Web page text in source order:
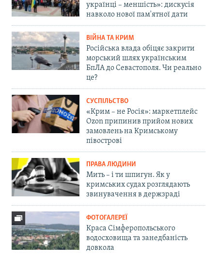
українці – меншість»: дискусія
навколо нової пам'ятної дати
ВІЙНА ТА КРИМ
Російська влада обіцяє закрити
морський шлях українським
БпЛА до Севастополя. Чи реально
це?
СУСПІЛЬСТВО
«Крим – не Росія»: маркетплейс
Ozon припинив прийом нових
замовлень на Кримському
півострові
ПРАВА ЛЮДИНИ
Мить – і ти шпигун. Як у
кримських судах розглядають
звинувачення в держзраді
ФОТОГАЛЕРЕЇ
Краса Сімферопольського
водосховища та занедбаність
довкола